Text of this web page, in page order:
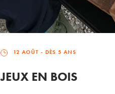
12 AOÛT - DÈS 5 ANS
JEUX EN BOIS